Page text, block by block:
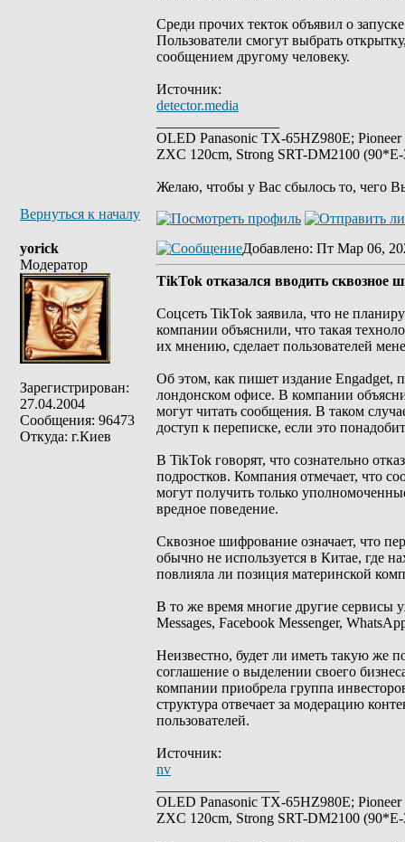
Среди прочих текток объявил о
Пользователи смогут выбрать
сообщением другому человеку.
Источник:
detector.media
OLED Panasonic TX-65HZ980E;
ZXC 120cm, Strong SRT-DM2100
Желаю, чтобы у Вас сбылось то, чего
Вернуться к началу
yorick
Модератор
Зарегистрирован:
27.04.2004
Сообщения: 96473
Откуда: г.Киев
Добавлено: Пт Мар 06,
TikTok отказался вводить
Соцсеть TikTok заявила, что не
компании объяснили, что такая
их мнению, сделает пользователей
Об этом, как пишет издание Engadget,
лондонском офисе. В компании
могут читать сообщения. В таком
доступ к переписке, если это
В TikTok говорят, что сознательно
подростков. Компания отмечает, что
могут получить только
вредное поведение.
Сквозное шифрование означает, что
обычно не используется в Китае, где
повлияла ли позиция материнской
В то же время многие другие сервисы
Messages, Facebook Messenger,
Неизвестно, будет ли иметь такую же
соглашение о выделении своего
компании приобрела группа
структура отвечает за модерацию
пользователей.
Источник:
nv
OLED Panasonic TX-65HZ980E;
ZXC 120cm, Strong SRT-DM2100